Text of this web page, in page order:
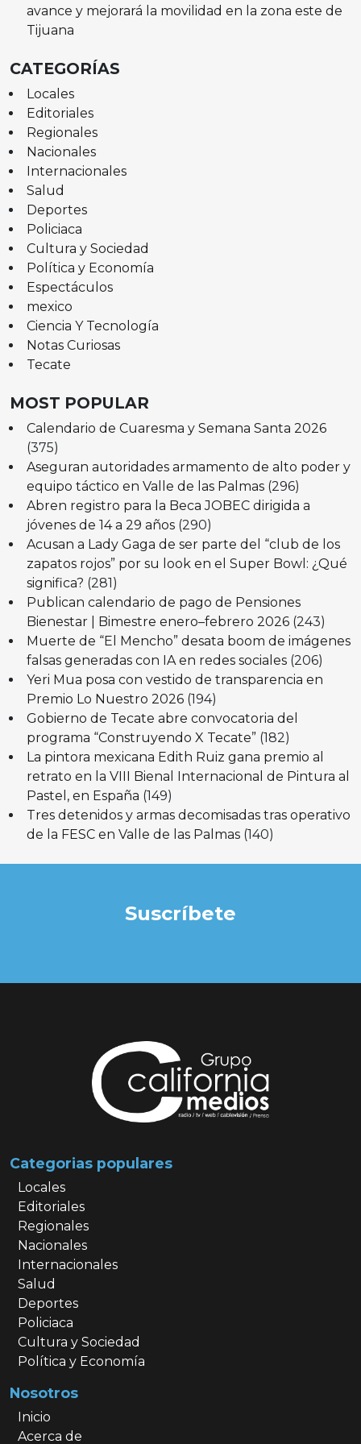
avance y mejorará la movilidad en la zona este de
Tijuana
CATEGORÍAS
Locales
Editoriales
Regionales
Nacionales
Internacionales
Salud
Deportes
Policiaca
Cultura y Sociedad
Política y Economía
Espectáculos
mexico
Ciencia Y Tecnología
Notas Curiosas
Tecate
MOST POPULAR
Calendario de Cuaresma y Semana Santa 2026
(375)
Aseguran autoridades armamento de alto poder y
equipo táctico en Valle de las Palmas (296)
Abren registro para la Beca JOBEC dirigida a
jóvenes de 14 a 29 años (290)
Acusan a Lady Gaga de ser parte del “club de los
zapatos rojos” por su look en el Super Bowl: ¿Qué
significa? (281)
Publican calendario de pago de Pensiones
Bienestar | Bimestre enero–febrero 2026 (243)
Muerte de “El Mencho” desata boom de imágenes
falsas generadas con IA en redes sociales (206)
Yeri Mua posa con vestido de transparencia en
Premio Lo Nuestro 2026 (194)
Gobierno de Tecate abre convocatoria del
programa “Construyendo X Tecate” (182)
La pintora mexicana Edith Ruiz gana premio al
retrato en la VIII Bienal Internacional de Pintura al
Pastel, en España (149)
Tres detenidos y armas decomisadas tras operativo
de la FESC en Valle de las Palmas (140)
Suscríbete
Categorias populares
Locales
Editoriales
Regionales
Nacionales
Internacionales
Salud
Deportes
Policiaca
Cultura y Sociedad
Política y Economía
Nosotros
Inicio
Acerca de